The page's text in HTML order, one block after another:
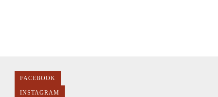
FACEBOOK
INSTAGRAM